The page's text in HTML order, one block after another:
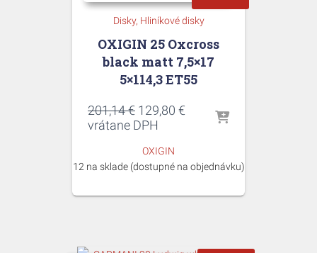
Disky Hliníkové disky
OXIGIN 25 Oxcross
black matt 7,5×17
5×114,3 ET55
201,14€ Pôvodná
cena
201,14 €.
129,80 € Aktuálna
vrátane DPH
OXIGIN
12 na sklade (dostupné na objednávku)